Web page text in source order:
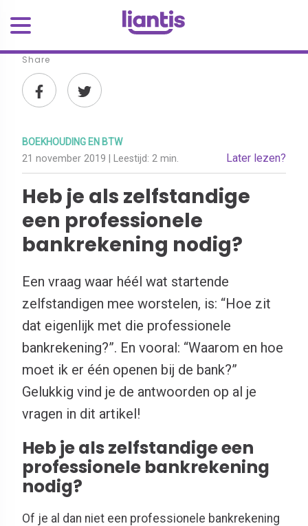
Share
BOEKHOUDING EN BTW
21 november 2019 | Leestijd: 2 min. Later lezen?
Heb je als zelfstandige
een professionele
bankrekening nodig?
Een vraag waar héél wat startende
zelfstandigen mee worstelen, is: “Hoe zit
dat eigenlijk met die professionele
bankrekening?”. En vooral: “Waarom en hoe
moet ik er één openen bij de bank?”
Gelukkig vind je de antwoorden op al je
vragen in dit artikel!
Heb je als zelfstandige een
professionele bankrekening
nodig?
Of je al dan niet een professionele bankrekening